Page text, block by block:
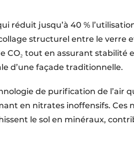
réduit jusqu’à 40 %
structurel entre le verre
CO₂ tout en assurant stabilité
d’une façade traditionnelle.
de purification de l’air
en nitrates inoffensifs. Ces
le sol en minéraux,